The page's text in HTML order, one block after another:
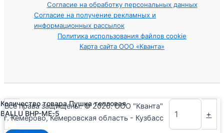
Согласие на обработку персональных данных
Согласие на получение рекламных и
информационных рассылок
Политика использования файлов cookie
Карта сайта ООО «Кванта»
Все права защищены. © 2026. ООО "Кванта"
г. Кемерово, Кемеровская область - Кузбасс
-
Количество товара Пушка тепловая
BALLU BHP-ME-5
+